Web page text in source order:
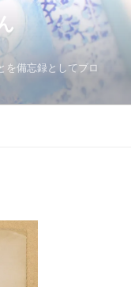
っさん
を備忘録としてブロ